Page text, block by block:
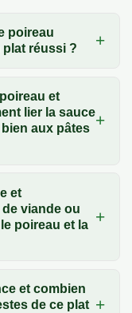
poireau
plat réussi ?
et
lier la sauce
aux pâtes
et
viande ou
poireau et la
et combien
de ce plat